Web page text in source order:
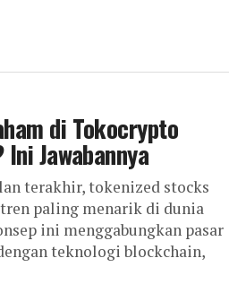
di Tokocrypto
Jawabannya
terakhir, tokenized stocks
paling menarik di dunia
ini menggabungkan pasar
teknologi blockchain,